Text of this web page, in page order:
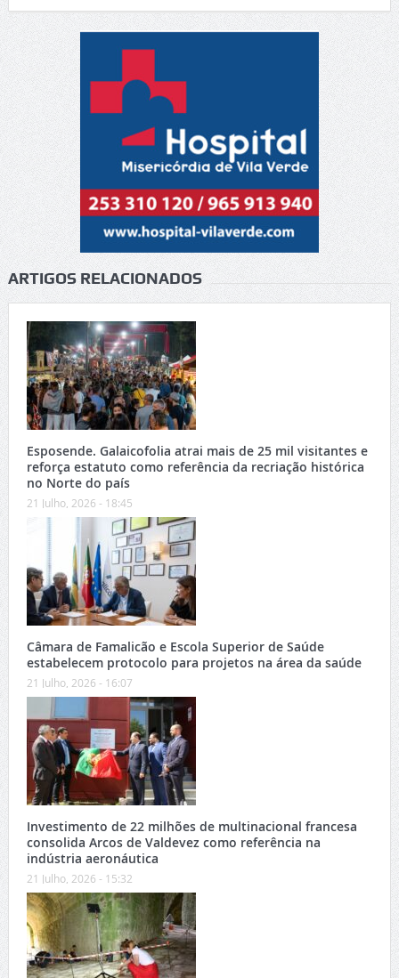
ARTIGOS RELACIONADOS
Esposende. Galaicofolia atrai mais de 25 mil visitantes e
reforça estatuto como referência da recriação histórica
no Norte do país
21 Julho, 2026 - 18:45
Câmara de Famalicão e Escola Superior de Saúde
estabelecem protocolo para projetos na área da saúde
21 Julho, 2026 - 16:07
Investimento de 22 milhões de multinacional francesa
consolida Arcos de Valdevez como referência na
indústria aeronáutica
21 Julho, 2026 - 15:32